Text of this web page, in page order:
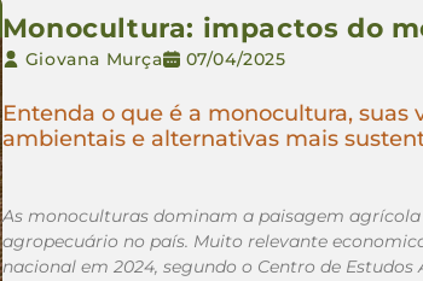
Monocultura: impactos do
Giovana Murça 07/04/2025
Entenda o que é a monocultura, suas
ambientais e alternativas mais
As monoculturas dominam a paisagem
agropecuário no país. Muito relevante
nacional em 2024, segundo o Centro de